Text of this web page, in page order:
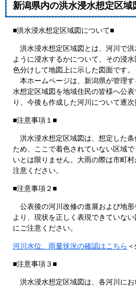
新潟県内の洪水浸水想定区域
■洪水浸水想定区域図について■
洪水浸水想定区域図とは、河川で
ように浸水するかについて、その浸
色分けして地図上に示した図面です。
本ホームページは、新潟県が管理
水想定区域図を地域住民の皆様へ公
り、今後も作成した河川について逐次
■注意事項１■
洪水浸水想定区域図は、想定した
ため、ここで着色されていない区域
いとは限りません。大雨の際は市町
注意ください。
■注意事項２■
公表後の河川改修の進展および地形
より、現状を正しく表現できていな
にご注意ください。
河川水位、雨量状況の確認はこちら
■注意事項３■
洪水浸水想定区域図は、各河川に